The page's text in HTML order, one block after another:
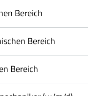
Bereich
Bereich
Bereich